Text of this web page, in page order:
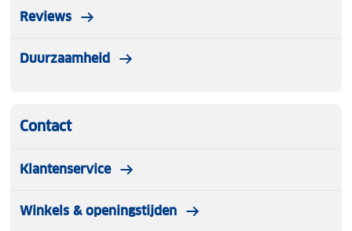
Reviews
Duurzaamheid
Contact
Klantenservice
Winkels & openingstijden